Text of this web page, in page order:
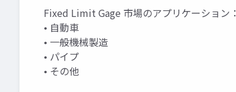
Fixed Limit Gage 市場のアプリケーション：
• 自動車
• 一般機械製造
• パイプ
• その他